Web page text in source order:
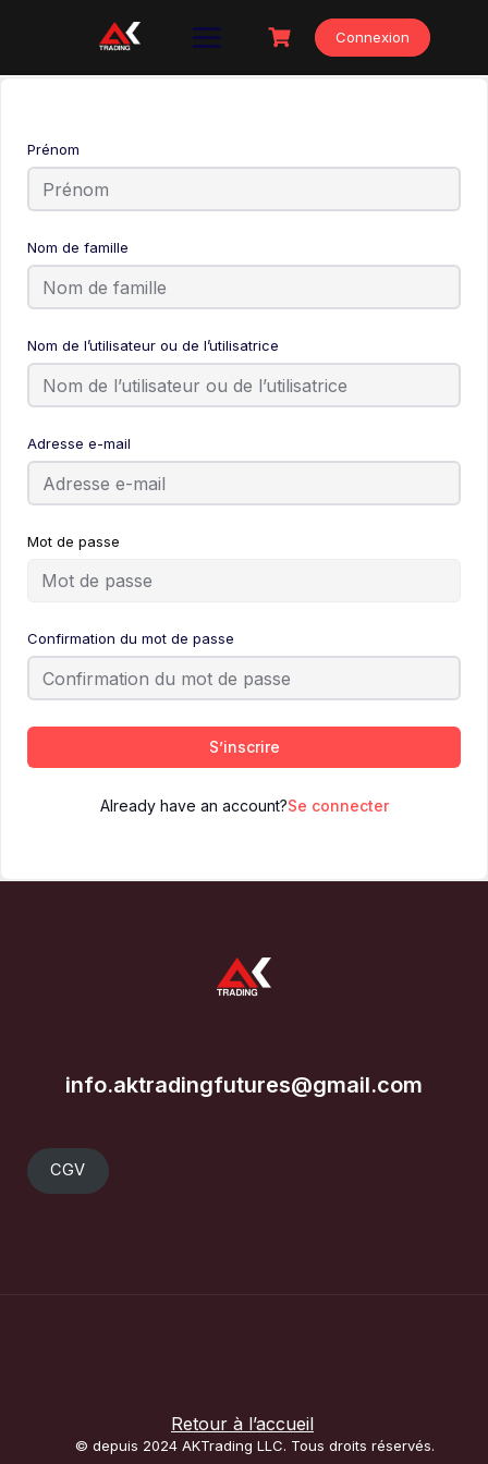
Connexion
Prénom
Nom de famille
Nom de l’utilisateur ou de l’utilisatrice
Adresse e-mail
Mot de passe
Confirmation du mot de passe
S’inscrire
Already have an account?Se connecter
info.aktradingfutures@gmail.com
CGV
Retour à l’accueil
© depuis 2024 AKTrading LLC. Tous droits réservés.